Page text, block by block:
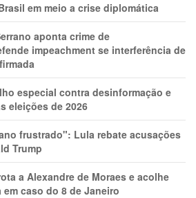
em meio a crise diplomática
aponta crime de
impeachment se interferência de
especial contra desinformação e
eleições de 2026
frustrado": Lula rebate acusações
Trump
a Alexandre de Moraes e acolhe
caso do 8 de Janeiro